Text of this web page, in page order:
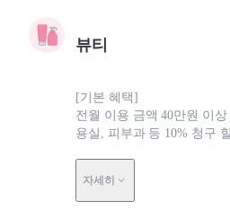
뷰티
[기본 혜택]
전월 이용 금액 40만원 이상
용실, 피부과 등 10% 청구
자세히